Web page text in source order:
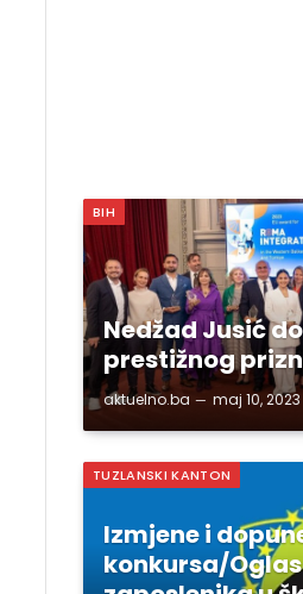
BIH
Nedžad Jusić
prestižnog
aktuelno.ba maj 10, 2023
TUZLANSKI KANTON
Izmjene i
konkursa/